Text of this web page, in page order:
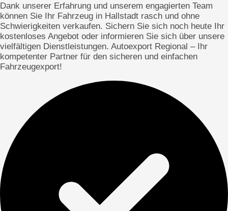
Dank unserer Erfahrung und unserem engagierten Team
können Sie Ihr Fahrzeug in Hallstadt rasch und ohne
Schwierigkeiten verkaufen. Sichern Sie sich noch heute Ihr
kostenloses Angebot oder informieren Sie sich über unsere
vielfältigen Dienstleistungen. Autoexport Regional – Ihr
kompetenter Partner für den sicheren und einfachen
Fahrzeugexport!